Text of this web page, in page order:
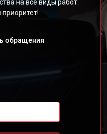
на все виды работ.
обращения